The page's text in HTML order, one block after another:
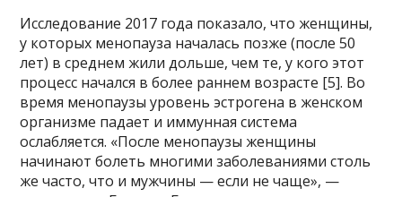
Исследование 2017 года показало, что женщины,
у которых менопауза началась позже (после 50
лет) в среднем жили дольше, чем те, у кого этот
процесс начался в более раннем возрасте [5]. Во
время менопаузы уровень эстрогена в женском
организме падает и иммунная система
ослабляется. «После менопаузы женщины
начинают болеть многими заболеваниями столь
же часто, что и мужчины — если не чаще», —